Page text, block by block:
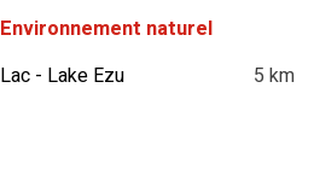
Environnement naturel
Lac - Lake Ezu
5 km